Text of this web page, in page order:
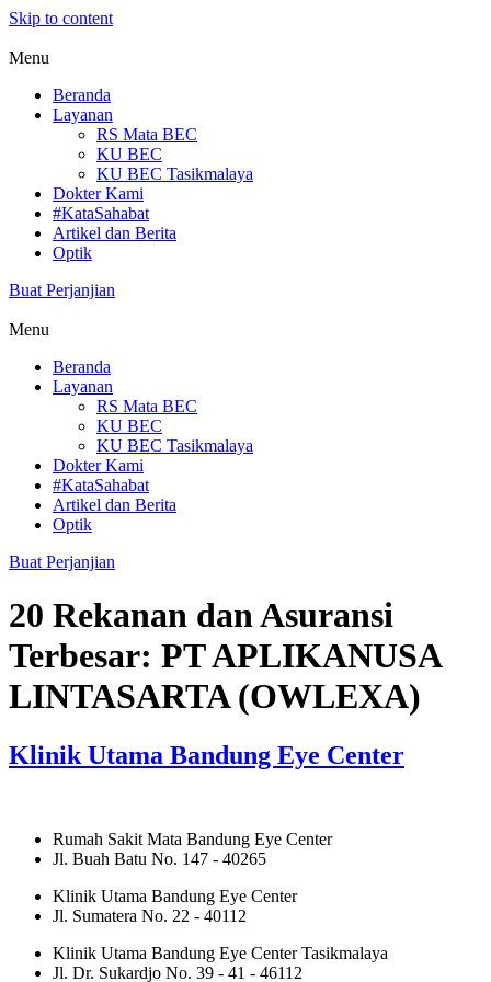
Skip to content
Menu
Beranda
Layanan
RS Mata BEC
KU BEC
KU BEC Tasikmalaya
Dokter Kami
#KataSahabat
Artikel dan Berita
Optik
Buat Perjanjian
Menu
Beranda
Layanan
RS Mata BEC
KU BEC
KU BEC Tasikmalaya
Dokter Kami
#KataSahabat
Artikel dan Berita
Optik
Buat Perjanjian
20 Rekanan dan Asuransi
Terbesar: PT APLIKANUSA
LINTASARTA (OWLEXA)
Klinik Utama Bandung Eye Center
Rumah Sakit Mata Bandung Eye Center
Jl. Buah Batu No. 147 - 40265
Klinik Utama Bandung Eye Center
Jl. Sumatera No. 22 - 40112
Klinik Utama Bandung Eye Center Tasikmalaya
Jl. Dr. Sukardjo No. 39 - 41 - 46112